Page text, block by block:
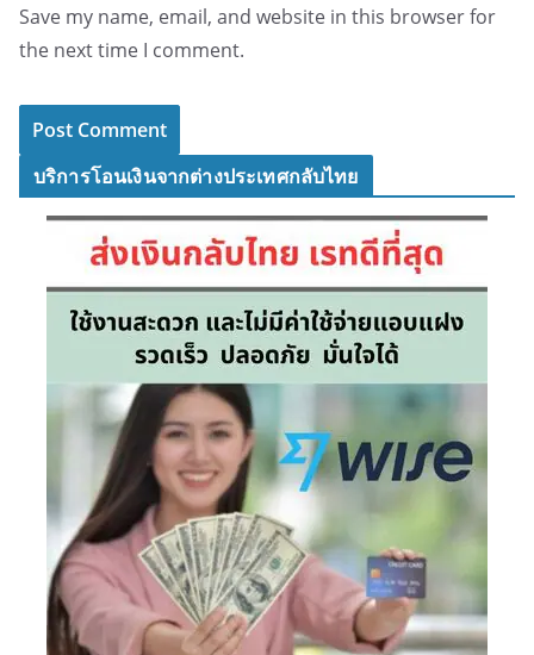
Save my name, email, and website in this browser for
the next time I comment.
บริการโอนเงินจากต่างประเทศกลับไทย